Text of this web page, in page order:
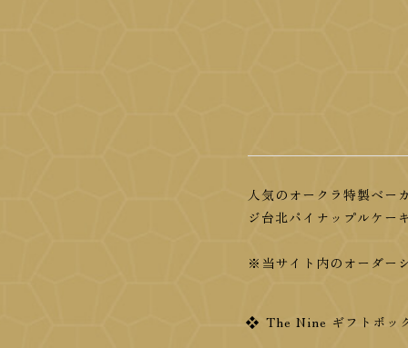
人気のオークラ特製ベー
ジ台北パイナップルケー
※当サイト内のオーダー
The Nine ギフトボッ